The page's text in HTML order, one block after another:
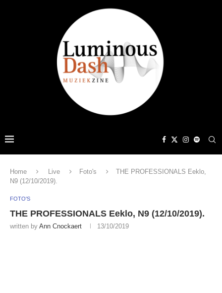
Home Live Foto's
THE PROFESSIONALS Eeklo,
N9 (12/10/2019).
FOTO'S
THE PROFESSIONALS Eeklo, N9 (12/10/2019).
written by Ann Cnockaert 13/10/2019